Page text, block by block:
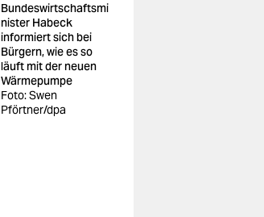
Bundeswirtschaftsmi
nister Habeck
informiert sich bei
Bürgern, wie es so
läuft mit der neuen
Wärmepumpe
Foto: Swen
Pförtner/dpa